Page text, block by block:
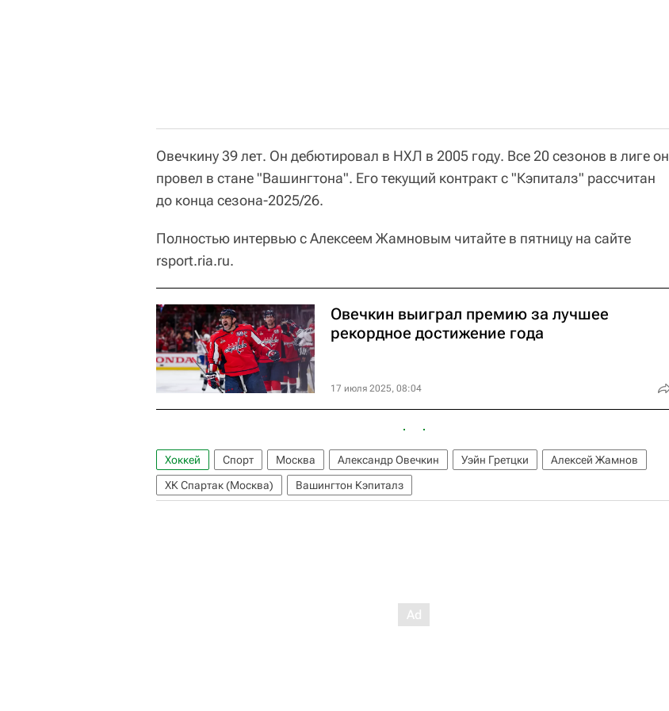
Овечкину 39 лет. Он дебютировал в НХЛ в 2005 году. Все 20 сезонов в лиге он
провел в стане "Вашингтона". Его текущий контракт с "Кэпиталз" рассчитан
до конца сезона-2025/26.
Полностью интервью с Алексеем Жамновым читайте в пятницу на сайте
rsport.ria.ru.
Овечкин выиграл премию за лучшее
рекордное достижение года
17 июля 2025, 08:04
Хоккей Спорт Москва Александр Овечкин Уэйн Гретцки
Алексей Жамнов
ХК Спартак (Москва)
Вашингтон Кэпиталз